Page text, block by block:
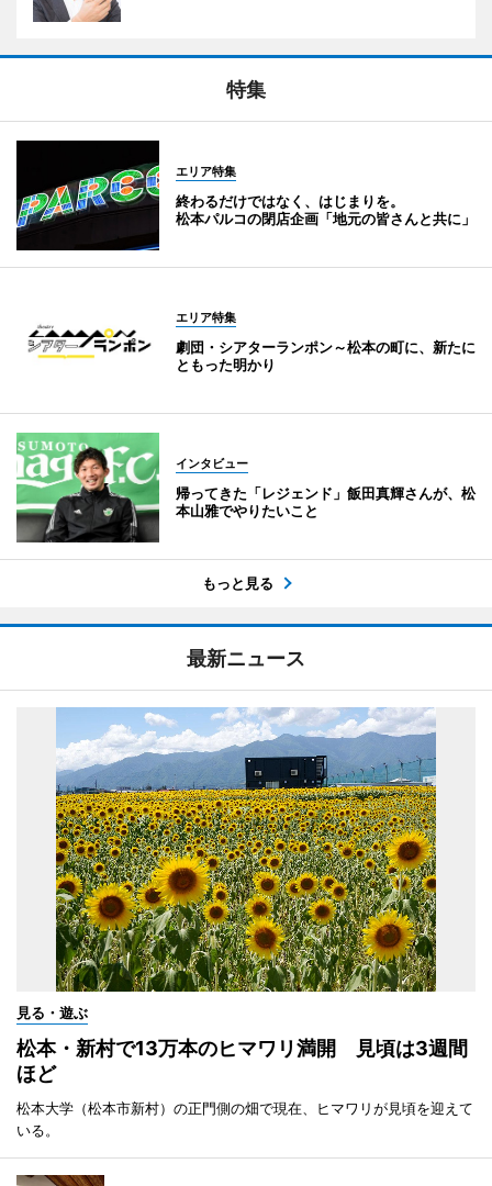
特集
エリア特集
終わるだけではなく、はじまりを。
松本パルコの閉店企画「地元の皆さんと共に」
エリア特集
劇団・シアターランポン～松本の町に、新たに
ともった明かり
インタビュー
帰ってきた「レジェンド」飯田真輝さんが、松
本山雅でやりたいこと
もっと見る
最新ニュース
見る・遊ぶ
松本・新村で13万本のヒマワリ満開 見頃は3週間
ほど
松本大学（松本市新村）の正門側の畑で現在、ヒマワリが見頃を迎えて
いる。